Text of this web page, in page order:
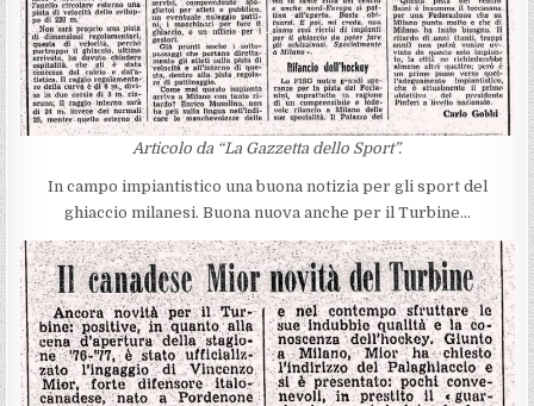
Articolo da “La Gazzetta dello Sport”.
In campo impiantistico una buona notizia per gli sport del
ghiaccio milanesi. Buona nuova anche per il Turbine…